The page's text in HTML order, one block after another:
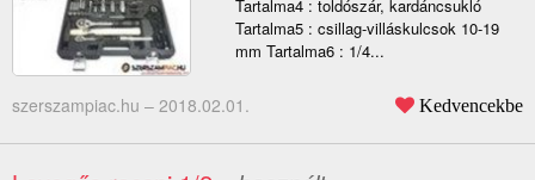
Tartalma4 : toldószár, kardáncsukló
Tartalma5 : csillag-villáskulcsok 10-19
mm Tartalma6 : 1/4...
szerszampiac.hu – 2018.02.01. Kedvencekbe